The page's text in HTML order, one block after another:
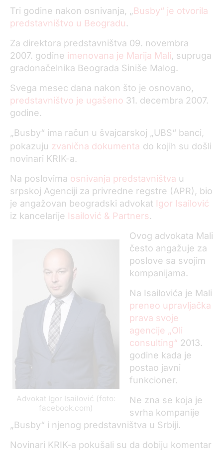
Tri godine nakon osnivanja, „Busby“ je otvorila
predstavništvo u Beogradu.
Za direktora predstavništva 09. novembra
2007. godine imenovana je Marija Mali, supruga
gradonačelnika Beograda Siniše Malog.
Svega mesec dana nakon što je osnovano,
predstavništvo je ugašeno 31. decembra 2007.
godine.
„Busby“ ima račun u švajcarskoj „UBS“ banci,
pokazuju zvanična dokumenta do kojih su došli
novinari KRIK-a.
Na poslovima osnivanja predstavništva u
srpskoj Agenciji za privredne regstre (APR), bio
je angažovan beogradski advokat Igor Isailović
iz kancelarije Isailović & Partners.
Advokat Igor Isailović (foto:
facebook.com)
Ovog advokata Mali
često angažuje za
poslove sa svojim
kompanijama.
Na Isailovića je Mali
preneo upravljačka
prava svoje
agencije „Oli
consulting“ 2013.
godine kada je
postao javni
funkcioner.
Ne zna se koja je
svrha kompanije
„Busby“ i njenog predstavništva u Srbiji.
Novinari KRIK-a pokušali su da dobiju komentar